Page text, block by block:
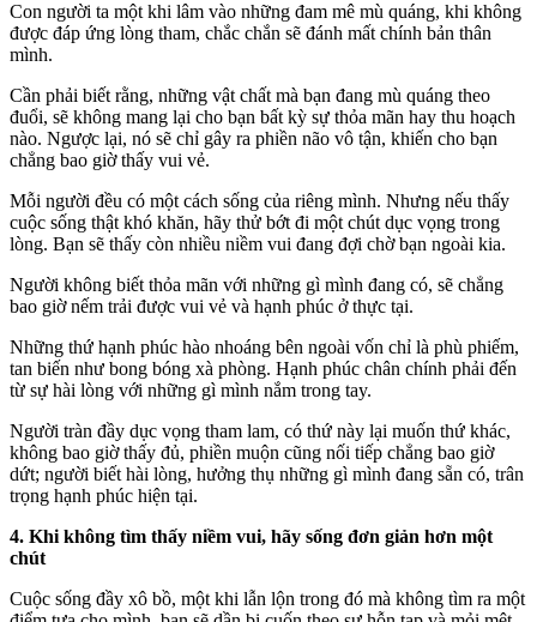
Con người ta một khi lâm vào những đam mê mù quáng, khi không
được đáp ứng lòng tham, chắc chắn sẽ đánh mất chính bản thân
mình.
Cần phải biết rằng, những vật chất mà bạn đang mù quáng theo
đuổi, sẽ không mang lại cho bạn bất kỳ sự thỏ‌a mã‌n hay thu hoạch
nào. Ngược lại, nó sẽ chỉ gây ra phiền não vô tận, khiến cho bạn
chẳng bao giờ thấy vui vẻ.
Mỗi người đều có một cách sống của riêng mình. Nhưng nếu thấy
cuộc sống thật khó khăn, hãy thử bớt đi một chút dụ‌ּc vọn‌ּg trong
lòng. Bạn sẽ thấy còn nhiều niềm vui đang đợi chờ bạn ngoài kia.
Người không biết thỏ‌a mã‌n với những gì mình đang có, sẽ chẳng
bao giờ nếm trải được vui vẻ và hạnh phúc ở thực tại.
Những thứ hạnh phúc hào nhoáng bên ngoài vốn chỉ là phù phiếm,
tan biến như bong bóng xà phòng. Hạnh phúc chân chính phải đến
từ sự hài lòng với những gì mình nắm trong tay.
Người tràn đầy dụ‌ּc vọn‌ּg tham lam, có thứ này lại muốn thứ khác,
không bao giờ thấy đủ, phiền muộn cũng nối tiếp chẳng bao giờ
dứt; người biết hài lòng, hưởng thụ những gì mình đang sẵn có, trân
trọng hạnh phúc hiện tại.
4. Khi không tìm thấy niềm vui, hãy sống đơn giản hơn một
chút
Cuộc sống đầy xô bồ, một khi lẫn lộn trong đó mà không tìm ra một